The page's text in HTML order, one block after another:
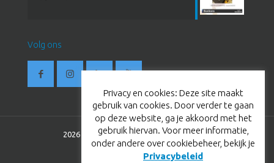
Volg ons
2026 © BestevaerTC. All Rights Reserved.
Privacy en cookies: Deze site maakt
gebruik van cookies. Door verder te gaan
op deze website, ga je akkoord met het
gebruik hiervan. Voor meer informatie,
onder andere over cookiebeheer, bekijk je
Privacybeleid